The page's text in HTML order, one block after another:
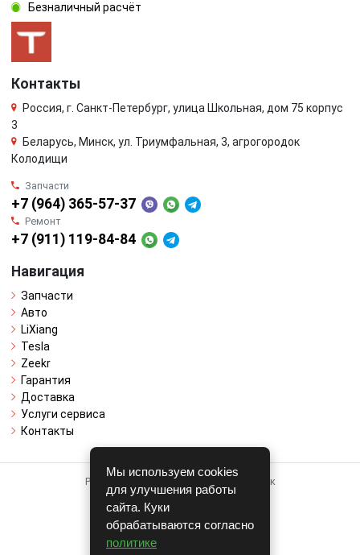
Безналичный расчёт
Контакты
Россия, г. Санкт-Петербург, улица Школьная, дом 75 корпус
3
Беларусь, Минск, ул. Триумфальная, 3, агрогородок
Колодищи
Запчасти
+7 (964) 365-57-37
Ремонт
+7 (911) 119-84-84
Навигация
Запчасти
Авто
LiXiang
Tesla
Zeekr
Гарантия
Доставка
Услуги сервиса
Контакты
Работает на системе для авторазборок
CARRO.БИЗНЕС
Полная версия
© COPYRIGHT 2026 г.
Мы используем cookies
для улучшения работы
сайта. Куки
обрабатываются согласно
политике